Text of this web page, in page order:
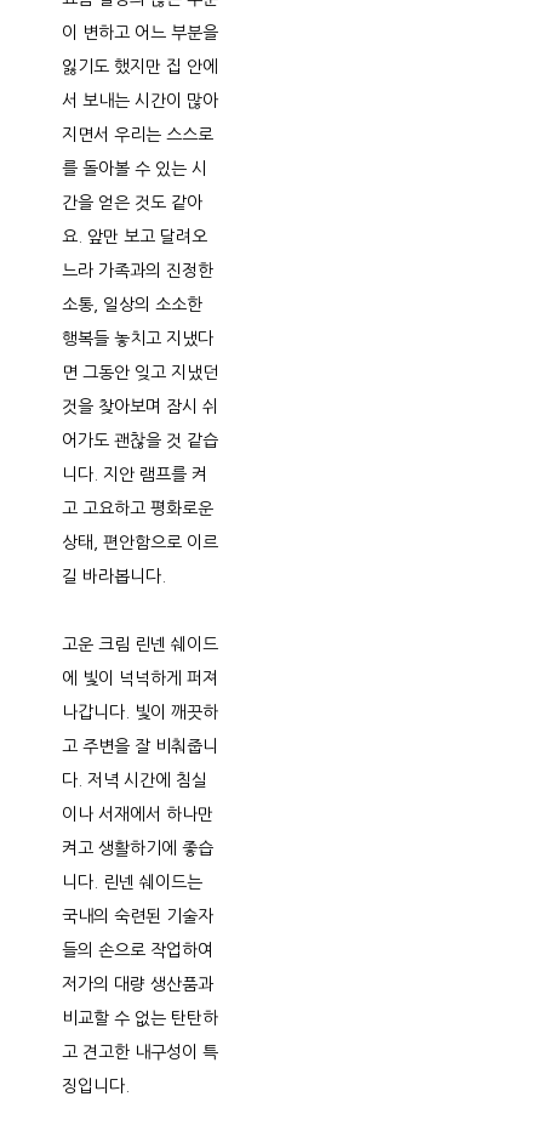
이 변하고 어느 부분을
잃기도 했지만 집 안에
서 보내는 시간이 많아
지면서 우리는 스스로
를 돌아볼 수 있는 시
간을 얻은 것도 같아
요. 앞만 보고 달려오
느라 가족과의 진정한
소통, 일상의 소소한
행복들 놓치고 지냈다
면 그동안 잊고 지냈던
것을 찾아보며 잠시 쉬
어가도 괜찮을 것 같습
니다. 지안 램프를 켜
고 고요하고 평화로운
상태, 편안함으로 이르
길 바라봅니다.
고운 크림 린넨 쉐이드
에 빛이 넉넉하게 퍼져
나갑니다. 빛이 깨끗하
고 주변을 잘 비춰줍니
다. 저녁 시간에 침실
이나 서재에서 하나만
켜고 생활하기에 좋습
니다. 린넨 쉐이드는
국내의 숙련된 기술자
들의 손으로 작업하여
저가의 대량 생산품과
비교할 수 없는 탄탄하
고 견고한 내구성이 특
징입니다.